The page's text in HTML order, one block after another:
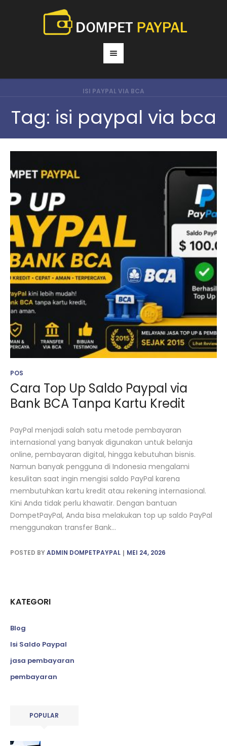
ISI PAYPAL VIA BCA
Tag: isi paypal via bca
POS
Cara Top Up Saldo Paypal via
Bank BCA Tanpa Kartu Kredit
PayPal menjadi salah satu metode pembayaran
internasional yang banyak digunakan untuk belanja
online, pembayaran digital, hingga kebutuhan bisnis.
Namun banyak pengguna di Indonesia mengalami
kesulitan saat ingin mengisi saldo PayPal karena
membutuhkan kartu kredit atau rekening internasional.
Kini Anda tidak perlu khawatir. Dengan bantuan
DompetPayPal, Anda bisa melakukan top up saldo PayPal
menggunakan transfer Bank...
POSTED BYADMIN DOMPETPAYPAL MEI 24, 2026
KATEGORI
Blog
Isi Saldo Paypal
jasa pembayaran
pembayaran
POPULAR